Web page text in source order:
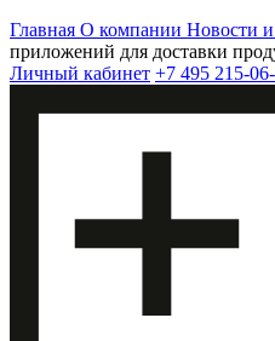
Главная О компании Новости
приложений для доставки
Личный кабинет +7 495 215-